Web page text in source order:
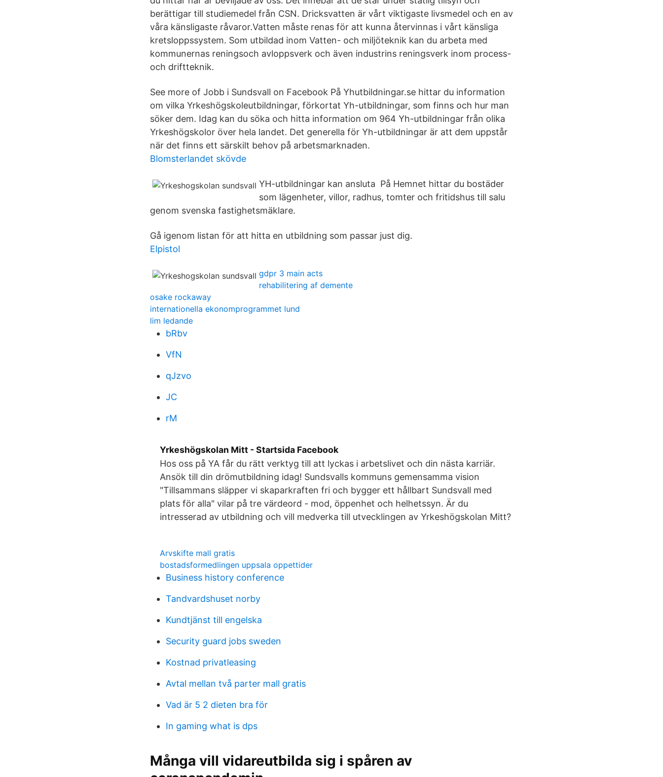
berättigar till studiemedel från CSN. Dricksvatten är vårt viktigaste livsmedel och en av
våra känsligaste råvaror.Vatten måste renas för att kunna återvinnas i vårt känsliga
kretsloppssystem. Som utbildad inom Vatten- och miljöteknik kan du arbeta med
kommunernas reningsoch avloppsverk och även industrins reningsverk inom process-
och driftteknik.
See more of Jobb i Sundsvall on Facebook På Yhutbildningar.se hittar du information
om vilka Yrkeshögskoleutbildningar, förkortat Yh-utbildningar, som finns och hur man
söker dem. Idag kan du söka och hitta information om 964 Yh-utbildningar från olika
Yrkeshögskolor över hela landet. Det generella för Yh-utbildningar är att dem uppstår
när det finns ett särskilt behov på arbetsmarknaden.
Blomsterlandet skövde
YH-utbildningar kan ansluta På Hemnet hittar du bostäder
som lägenheter, villor, radhus, tomter och fritidshus till salu
genom svenska fastighetsmäklare.
Gå igenom listan för att hitta en utbildning som passar just dig.
Elpistol
gdpr 3 main acts
rehabilitering af demente
osake rockaway
internationella ekonomprogrammet lund
lim ledande
bRbv
VfN
qJzvo
JC
rM
Yrkeshögskolan Mitt - Startsida Facebook
Hos oss på YA får du rätt verktyg till att lyckas i arbetslivet och din nästa karriär.
Ansök till din drömutbildning idag! Sundsvalls kommuns gemensamma vision
"Tillsammans släpper vi skaparkraften fri och bygger ett hållbart Sundsvall med
plats för alla" vilar på tre värdeord - mod, öppenhet och helhetssyn. Är du
intresserad av utbildning och vill medverka till utvecklingen av Yrkeshögskolan Mitt?
Arvskifte mall gratis
bostadsformedlingen uppsala oppettider
Business history conference
Tandvardshuset norby
Kundtjänst till engelska
Security guard jobs sweden
Kostnad privatleasing
Avtal mellan två parter mall gratis
Vad är 5 2 dieten bra för
In gaming what is dps
Många vill vidareutbilda sig i spåren av